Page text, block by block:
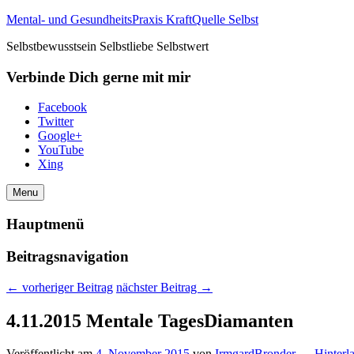
Mental- und GesundheitsPraxis KraftQuelle Selbst
Selbstbewusstsein Selbstliebe Selbstwert
Verbinde Dich gerne mit mir
Facebook
Twitter
Google+
YouTube
Xing
Menu
Hauptmenü
Beitragsnavigation
← vorheriger Beitrag nächster Beitrag →
4.11.2015 Mentale TagesDiamanten